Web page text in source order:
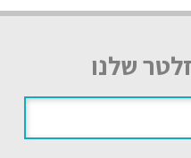
שלנו